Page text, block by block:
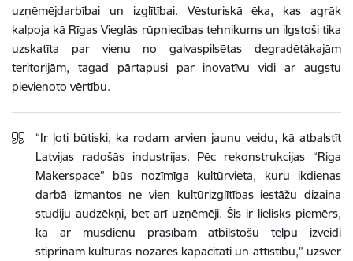
uzņēmējdarbībai un izglītībai. Vēsturiskā ēka, kas agrāk
kalpoja kā Rīgas Vieglās rūpniecības tehnikums un ilgstoši tika
uzskatīta par vienu no galvaspilsētas degradētākajām
teritorijām, tagad pārtapusi par inovatīvu vidi ar augstu
pievienoto vērtību.
“Ir ļoti būtiski, ka rodam arvien jaunu veidu, kā atbalstīt
Latvijas radošās industrijas. Pēc rekonstrukcijas “Riga
Makerspace” būs nozīmīga kultūrvieta, kuru ikdienas
darbā izmantos ne vien kultūrizglītības iestāžu dizaina
studiju audzēkņi, bet arī uzņēmēji. Šis ir lielisks piemērs,
kā ar mūsdienu prasībām atbilstošu telpu izveidi
stiprinām kultūras nozares kapacitāti un attīstību,” uzsver